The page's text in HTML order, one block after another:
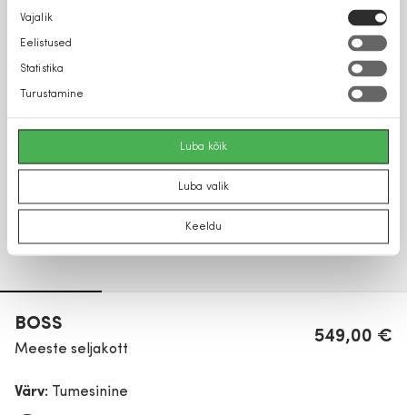
Nõusoleku
valik
Vajalik
Eelistused
Statistika
Turustamine
Luba kõik
Luba valik
Keeldu
BOSS
Meeste seljakott
549,00 €
Värv: Tumesinine